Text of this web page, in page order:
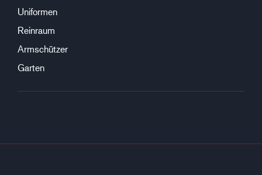
Uniformen
Reinraum
Armschützer
Garten